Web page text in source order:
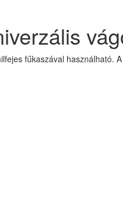
fűkaszával használható.